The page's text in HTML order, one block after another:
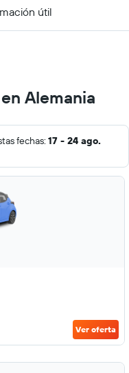
útil
Alemania
fechas: 17 - 24 ago.
Ver oferta